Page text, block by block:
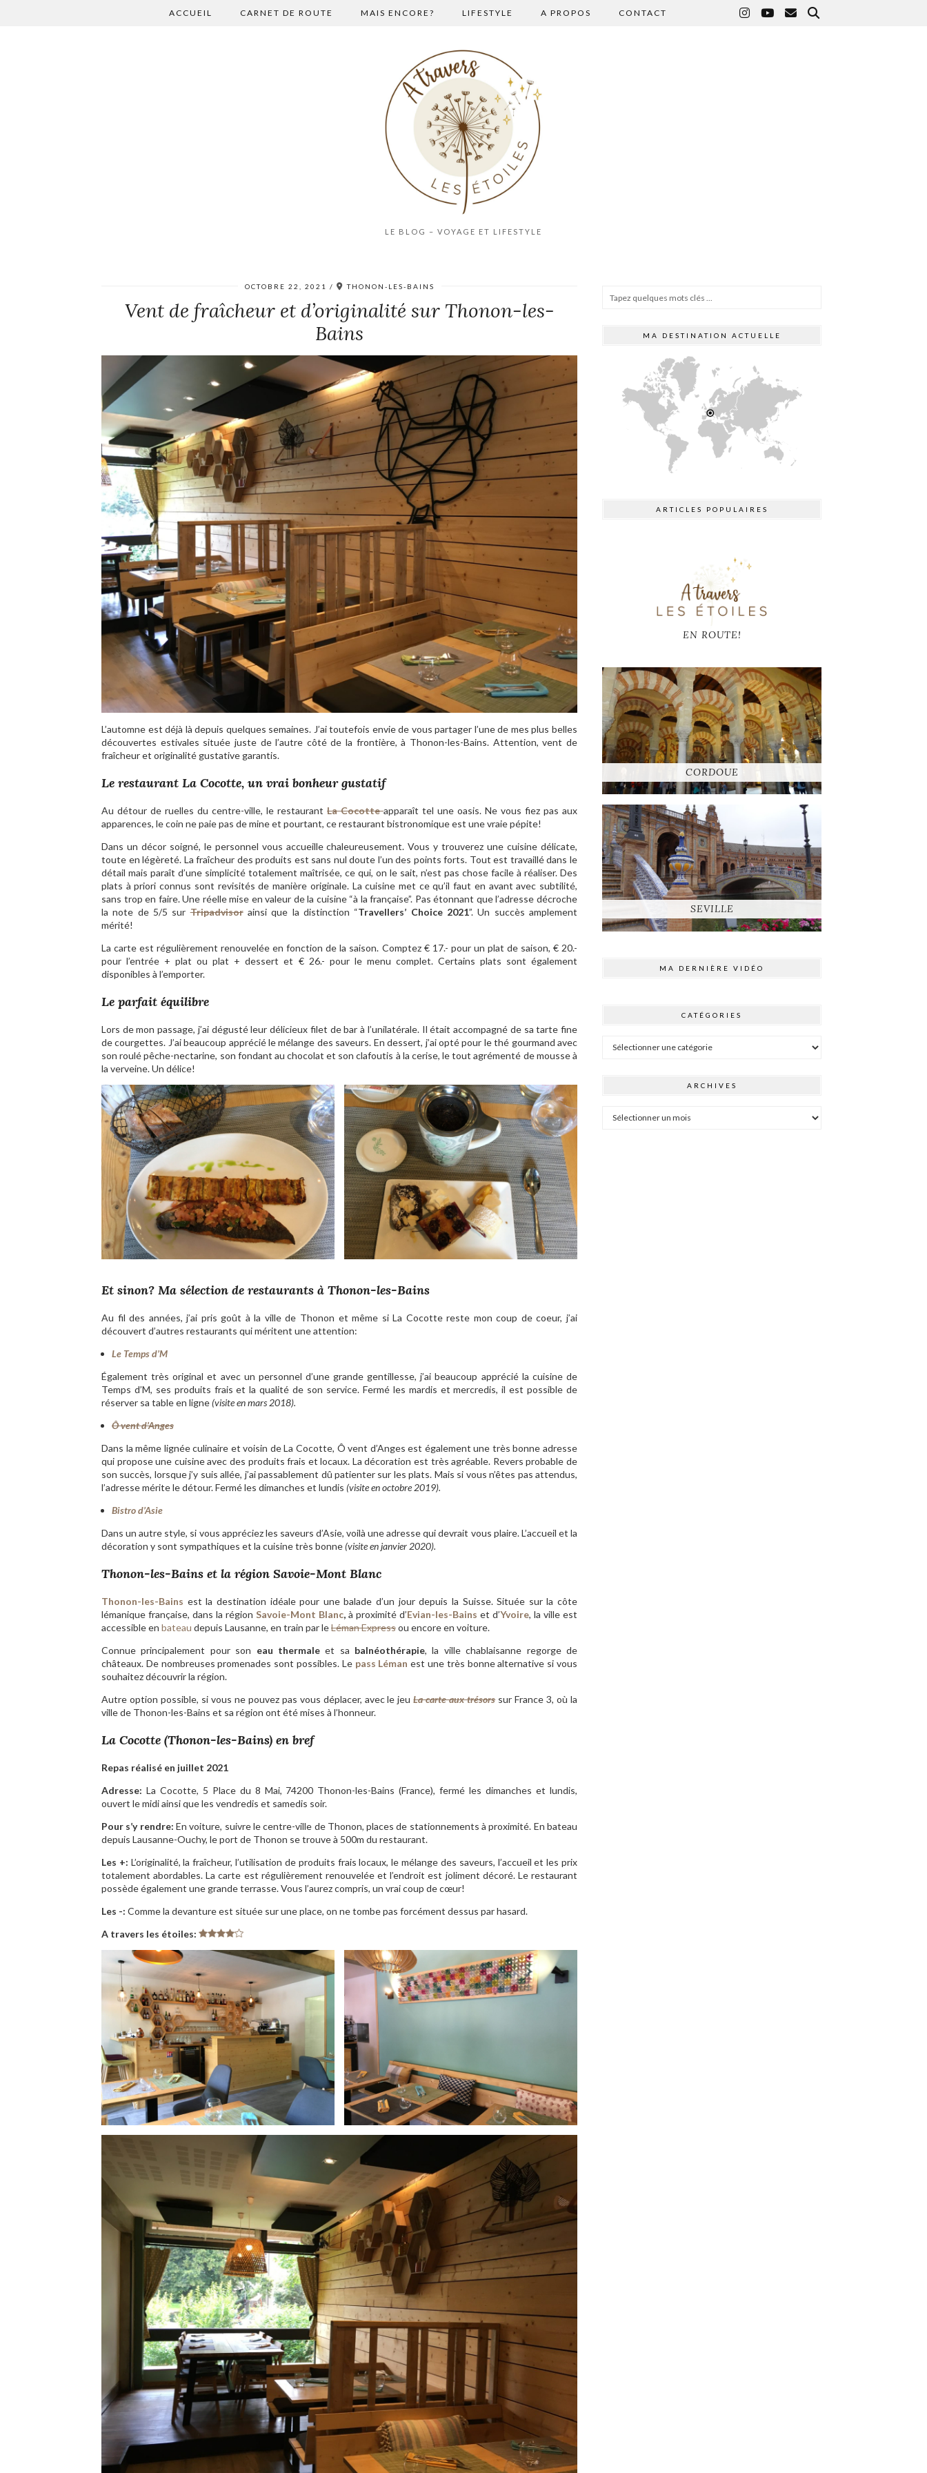
ACCUEIL CARNET DE ROUTE MAIS ENCORE? LIFESTYLE A PROPOS CONTACT
LE BLOG – VOYAGE ET LIFESTYLE
OCTOBRE 22, 2021 THONON-LES-BAINS
Vent de fraîcheur et d’originalité sur Thonon-les-
Bains
L’automne est déjà là depuis quelques semaines. J’ai toutefois envie de vous partager l’une de mes plus belles
découvertes estivales située juste de l’autre côté de la frontière, à Thonon-les-Bains. Attention, vent de
fraîcheur et originalité gustative garantis.
Le restaurant La Cocotte, un vrai bonheur gustatif
Au détour de ruelles du centre-ville, le restaurant La Cocotte apparaît tel une oasis. Ne vous fiez pas aux
apparences, le coin ne paie pas de mine et pourtant, ce restaurant bistronomique est une vraie pépite!
Dans un décor soigné, le personnel vous accueille chaleureusement. Vous y trouverez une cuisine délicate,
toute en légèreté. La fraîcheur des produits est sans nul doute l’un des points forts. Tout est travaillé dans le
détail mais paraît d’une simplicité totalement maîtrisée, ce qui, on le sait, n’est pas chose facile à réaliser. Des
plats à priori connus sont revisités de manière originale. La cuisine met ce qu’il faut en avant avec subtilité,
sans trop en faire. Une réelle mise en valeur de la cuisine “à la française”. Pas étonnant que l’adresse décroche
la note de 5/5 surTripadvisorainsi que la distinction “Travellers’ Choice 2021”. Un succès amplement
mérité!
La carte est régulièrement renouvelée en fonction de la saison. Comptez € 17.- pour un plat de saison, € 20.-
pour l’entrée + plat ou plat + dessert et € 26.- pour le menu complet. Certains plats sont également
disponibles à l’emporter.
Le parfait équilibre
Lors de mon passage, j’ai dégusté leur délicieux filet de bar à l’unilatérale. Il était accompagné de sa tarte fine
de courgettes. J’ai beaucoup apprécié le mélange des saveurs. En dessert, j’ai opté pour le thé gourmand avec
son roulé pêche-nectarine, son fondant au chocolat et son clafoutis à la cerise, le tout agrémenté de mousse à
la verveine. Un délice!
Et sinon? Ma sélection de restaurants à Thonon-les-Bains
Au fil des années, j’ai pris goût à la ville de Thonon et même si La Cocotte reste mon coup de coeur, j’ai
découvert d’autres restaurants qui méritent une attention:
Le Temps d’M
Également très original et avec un personnel d’une grande gentillesse, j’ai beaucoup apprécié la cuisine de
Temps d’M, ses produits frais et la qualité de son service. Fermé les mardis et mercredis, il est possible de
réserver sa table en ligne(visite en mars 2018).
Ô vent d’Anges
Dans la même lignée culinaire et voisin de La Cocotte, Ô vent d’Anges est également une très bonne adresse
qui propose une cuisine avec des produits frais et locaux. La décoration est très agréable. Revers probable de
son succès, lorsque j’y suis allée, j’ai passablement dû patienter sur les plats. Mais si vous n’êtes pas attendus,
l’adresse mérite le détour. Fermé les dimanches et lundis (visite en octobre 2019).
Bistro d’Asie
Dans un autre style, si vous appréciez les saveurs d’Asie, voilà une adresse qui devrait vous plaire. L’accueil et la
décoration y sont sympathiques et la cuisine très bonne(visite en janvier 2020).
Thonon-les-Bains et la région Savoie-Mont Blanc
Thonon-les-Bains est la destination idéale pour une balade d’un jour depuis la Suisse. Située sur la côte
lémanique française, dans la région Savoie-Mont Blanc, à proximité d’Evian-les-Bains et d’Yvoire, la ville est
accessible en bateau depuis Lausanne, en train par leLéman Expressou encore en voiture.
Connue principalement pour son eau thermaleet sa balnéothérapie, la ville chablaisanne regorge de
châteaux. De nombreuses promenades sont possibles. Le pass Léman est une très bonne alternative si vous
souhaitez découvrir la région.
Autre option possible, si vous ne pouvez pas vous déplacer, avec le jeuLa carte aux trésorssur France 3, où la
ville de Thonon-les-Bains et sa région ont été mises à l’honneur.
La Cocotte (Thonon-les-Bains) en bref
Repas réalisé en juillet 2021
Adresse: La Cocotte, 5 Place du 8 Mai, 74200 Thonon-les-Bains (France), fermé les dimanches et lundis,
ouvert le midi ainsi que les vendredis et samedis soir.
Pour s’y rendre: En voiture, suivre le centre-ville de Thonon, places de stationnements à proximité. En bateau
depuis Lausanne-Ouchy, le port de Thonon se trouve à 500m du restaurant.
Les +: L’originalité, la fraîcheur, l’utilisation de produits frais locaux, le mélange des saveurs, l’accueil et les prix
totalement abordables. La carte est régulièrement renouvelée et l’endroit est joliment décoré. Le restaurant
possède également une grande terrasse. Vous l’aurez compris, un vrai coup de cœur!
Les -: Comme la devanture est située sur une place, on ne tombe pas forcément dessus par hasard.
A travers les étoiles:
MA DESTINATION ACTUELLE
ARTICLES POPULAIRES
EN ROUTE!
CORDOUE
SEVILLE
MA DERNIÈRE VIDÉO
CATÉGORIES
Catégories
ARCHIVES
Archives